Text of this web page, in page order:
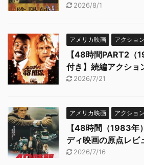
2026/8/1
アメリカ映画 アクショ
【48時間PART2（
付き】続編アクショ
2026/7/21
アメリカ映画 アクショ
【48時間（1983年
ディ映画の原点レビ
2026/7/16